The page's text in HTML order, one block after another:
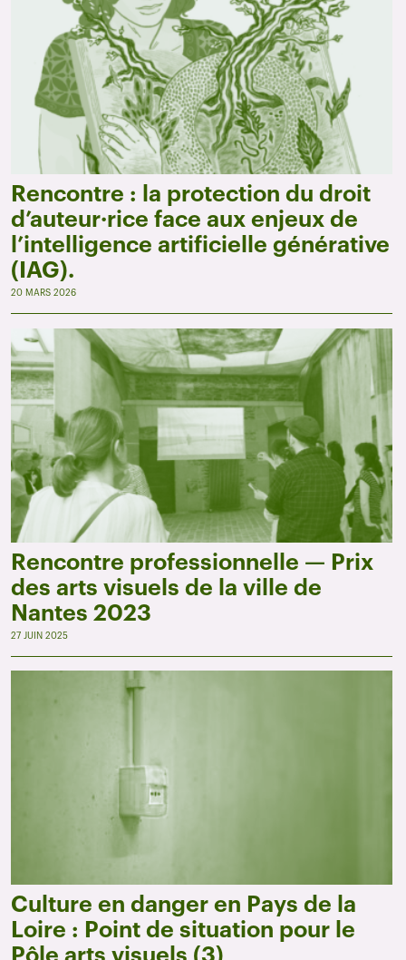
Rencontre : la protection du droit
d’auteur·rice face aux enjeux de
l’intelligence artificielle générative
(IAG).
20 MARS 2026
Rencontre professionnelle — Prix
des arts visuels de la ville de
Nantes 2023
27 JUIN 2025
Culture en danger en Pays de la
Loire : Point de situation pour le
Pôle arts visuels (3)